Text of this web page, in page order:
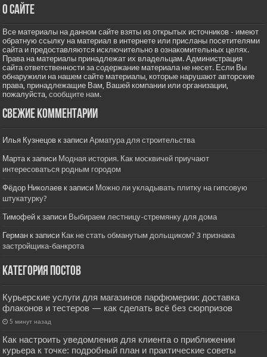
О сайте
Все материалы на данном сайте взяты из открытых источников - имеют
обратную ссылку на материал в интернете или присланы посетителями
сайта и предоставляются исключительно в ознакомительных целях.
Права на материалы принадлежат их владельцам. Администрация
сайта ответственности за содержание материала не несет. Если Вы
обнаружили на нашем сайте материалы, которые нарушают авторские
права, принадлежащие Вам, Вашей компании или организации,
пожалуйста,сообщите нам.
Свежие комментарии
Илья Кузнецов к записиАрматура для строительства
Мартак записи Модная история. Как москвичей приучают
интересоваться родным городом
Фёдор Николаев к записи Можно ли укладывать плитку на гипсовую
штукатурку?
Тимофей к записи Выбираем лестницу-стремянку для дома
Герман к записи Как не стать обманутым дольщиком? 3 признака
застройщика-банкрота
Категория постов
Курьерские услуги для магазинов парфюмерии: доставка
флаконов и тестеров — как сделать всё без сюрпризов
5 минут назад
Как настроить уведомления для клиента о приближении
курьера к точке: подробный план и практические советы